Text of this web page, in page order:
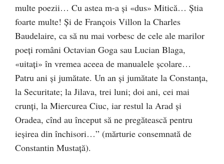
multe poezii… Cu astea m-a şi «dus» Mitică… Ştia
foarte multe! Şi de François Villon la Charles
Baudelaire, ca să nu mai vorbesc de cele ale marilor
poeţi români Octavian Goga sau Lucian Blaga,
«uitaţi» în vremea aceea de manualele şcolare…
Patru ani şi jumătate. Un an şi jumătate la Con­stanţa,
la Securitate; la Jilava, trei luni; doi ani, cei mai
crunţi, la Miercurea Ciuc, iar restul la Arad şi
Oradea, cînd au început să ne pregătească pentru
ieşirea din închisori…” (mărturie consemnată de
Constantin Mustață).